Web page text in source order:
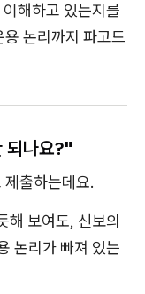
해하고 있는지를
논리까지 파고드
나요?"
출하는데요.
해 보여도, 신보의
논리가 빠져 있는